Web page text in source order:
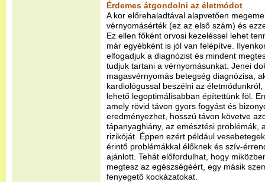
Érdemes átgondolni az életmódot
A kor előrehaladtával alapvetően
vérnyomásérték (ez az első szám) és
Ez ellen főként orvosi kezeléssel lehet
már egyébként is jól van felépítve.
elfogadjuk a diagnózist és mindent
tudjuk tartani a vérnyomásunkat. Jenei
magasvérnyomás betegség diagnózisa,
kardiológussal beszélni az
lehető legoptimálisabban építettünk föl.
amely rövid távon gyors fogyást és
eredményezhet, hosszú távon követve
tápanyaghiány, az emésztési problémák,
rizikóját. Éppen ezért például
érintő problémákkal élőknek és szív-
ajánlott. Tehát előfordulhat, hogy
megtesz az egészségéért, egy másik
fenyegető kockázatokat.